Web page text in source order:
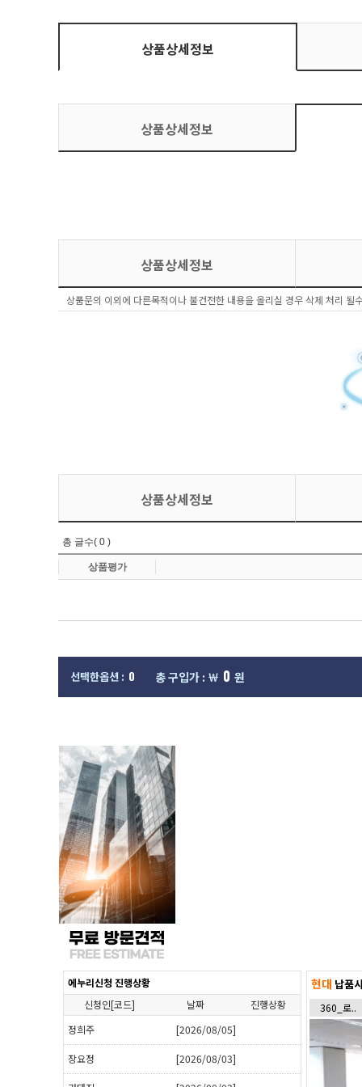
상품상세정보
상품상세정보
상품상세정보
상품문의 이외에 다른목적이나 불건전한 내용을 올리실 경우 삭제 처리
상품상세정보
선택한옵션 : 0 총 구입가 : ￦ 0 원
에누리신청 진행상황
신청인[코드]
날짜
진행상황
정희주
[2026/08/05]
장요정 [2026/08/03]
현대 납품
360_로..